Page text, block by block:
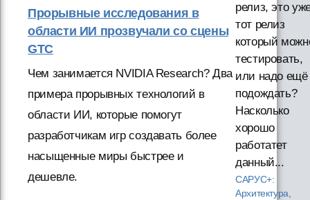
Прорывные исследования в
области ИИ прозвучали со сцены
GTC
Чем занимается NVIDIA Research? Два
примера прорывных технологий в
области ИИ, которые помогут
разработчикам игр создавать более
насыщенные миры быстрее и
дешевле.
релиз, это
тот релиз
который
тестировать,
или надо ещё
подождать?
Насколько
хорошо
работатет
данный...
САРУС+:
Архитектура,